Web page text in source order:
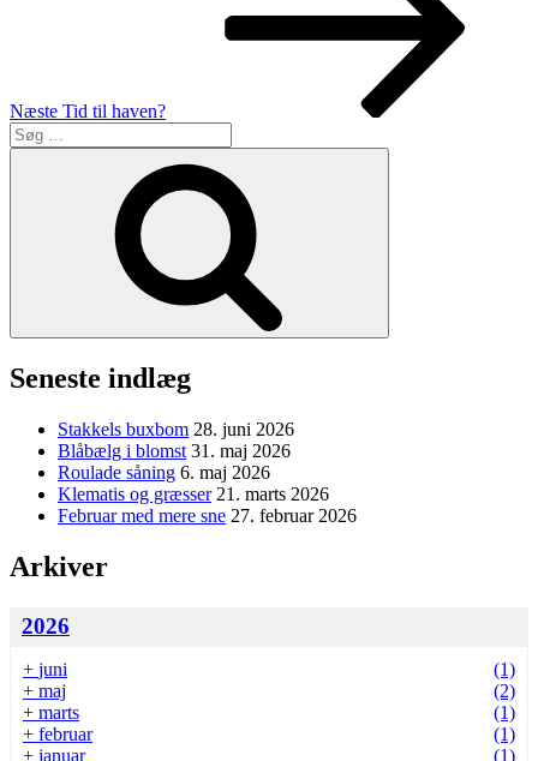
Næste Tid til haven?
Søg
efter:
Seneste indlæg
Stakkels buxbom 28. juni 2026
Blåbælg i blomst 31. maj 2026
Roulade såning 6. maj 2026
Klematis og græsser 21. marts 2026
Februar med mere sne 27. februar 2026
Arkiver
2026
+ juni
(1)
+ maj
(2)
+ marts
(1)
+ februar
(1)
+ januar (1)